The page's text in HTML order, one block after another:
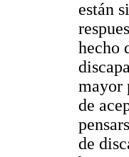
están
hecho
mayor
de
de